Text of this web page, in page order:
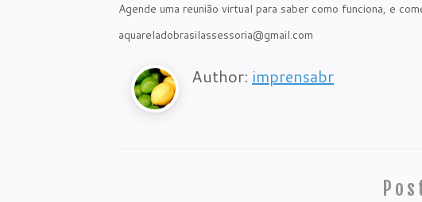
Agende uma reunião virtual para saber como funciona, e
aquareladobrasilassessoria@gmail.com
Author: imprensabr